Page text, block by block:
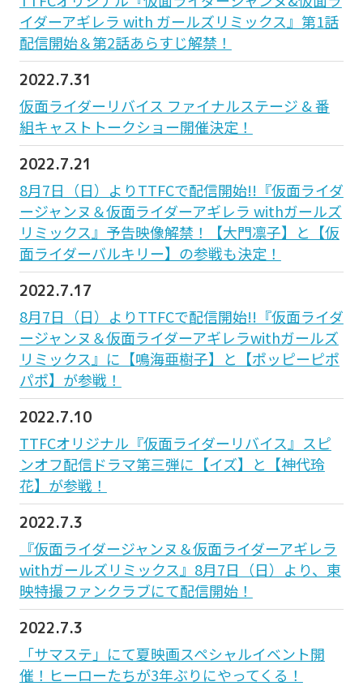
イダーアギレラ with ガールズリミックス』第1話
配信開始＆第2話あらすじ解禁！
2022.7.31
仮面ライダーリバイス ファイナルステージ & 番
組キャストトークショー開催決定！
2022.7.21
8月7日（日）よりTTFCで配信開始!!『仮面ライダ
ージャンヌ＆仮面ライダーアギレラ withガールズ
リミックス』予告映像解禁！【大門凛子】と【仮
面ライダーバルキリー】の参戦も決定！
2022.7.17
8月7日（日）よりTTFCで配信開始!!『仮面ライダ
ージャンヌ＆仮面ライダーアギレラwithガールズ
リミックス』に【鳴海亜樹子】と【ポッピーピポ
パポ】が参戦！
2022.7.10
TTFCオリジナル『仮面ライダーリバイス』スピ
ンオフ配信ドラマ第三弾に【イズ】と【神代玲
花】が参戦！
2022.7.3
『仮面ライダージャンヌ＆仮面ライダーアギレラ
withガールズリミックス』8月7日（日）より、東
映特撮ファンクラブにて配信開始！
2022.7.3
「サマステ」にて夏映画スペシャルイベント開
催！ヒーローたちが3年ぶりにやってくる！